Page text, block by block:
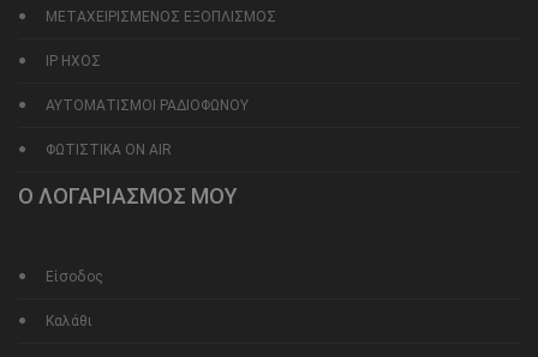
ΜΕΤΑΧΕΙΡΙΣΜΕΝΟΣ ΕΞΟΠΛΙΣΜΟΣ
IP ΗΧΟΣ
ΑΥΤΟΜΑΤΙΣΜΟΙ ΡΑΔΙΟΦΩΝΟΥ
ΦΩΤΙΣΤΙΚΑ ON AIR
Ο ΛΟΓΑΡΙΑΣΜΟΣ ΜΟΥ
Είσοδος
Καλάθι